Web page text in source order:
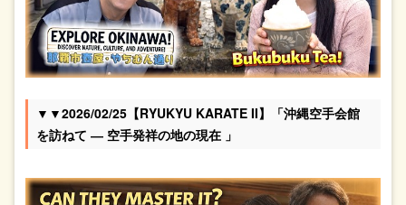
▼▼2026/02/25【RYUKYU KARATE II】「沖縄空手会館
を訪ねて ― 空手発祥の地の現在 」